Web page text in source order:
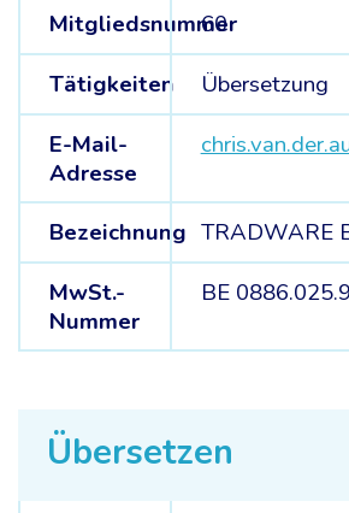
Mitgliedsnummer
60
Tätigkeiten
Übersetzung
E-Mail-
Adresse
Bezeichnung TRADWARE
MwSt.-
Nummer
BE
Übersetzen